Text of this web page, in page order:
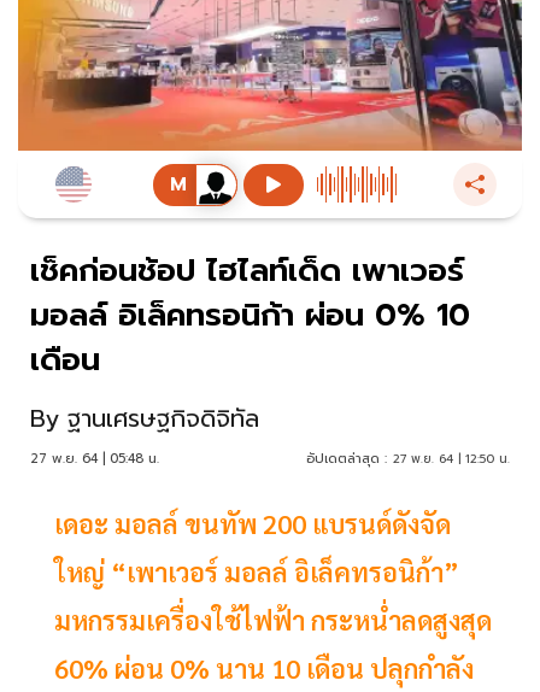
เช็คก่อนช้อป ไฮไลท์เด็ด เพาเวอร์
มอลล์ อิเล็คทรอนิก้า ผ่อน 0% 10
เดือน
By ฐานเศรษฐกิจดิจิทัล
27 พ.ย. 64 | 05:48 น. อัปเดตล่าสุด : 27 พ.ย. 64 | 12:50 น.
เดอะ มอลล์ ขนทัพ 200 แบรนด์ดังจัด
ใหญ่ “เพาเวอร์ มอลล์ อิเล็คทรอนิก้า”
มหกรรมเครื่องใช้ไฟฟ้า กระหน่ำลดสูงสุด
60% ผ่อน 0% นาน 10 เดือน ปลุกกำลัง